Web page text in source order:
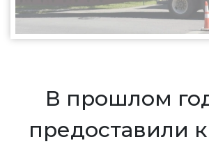
В прошлом
предоставили